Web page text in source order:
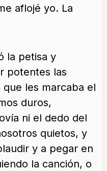
aflojé yo. La
la petisa y
potentes las
les marcaba el
duros,
ni el dedo del
quietos, y
y a pegar en
la canción, o